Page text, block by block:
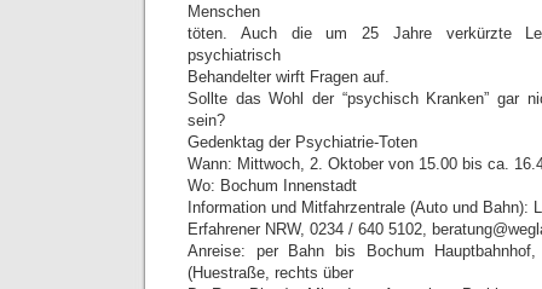
Menschen
töten. Auch die um 25 Jahre verkürzte
psychiatrisch
Behandelter wirft Fragen auf.
Sollte das Wohl der “psychisch Kranken” gar
sein?
Gedenktag der Psychiatrie-Toten
Wann: Mittwoch, 2. Oktober von 15.00 bis ca.
Wo: Bochum Innenstadt
Information und Mitfahrzentrale (Auto und Bahn):
Erfahrener NRW, 0234 / 640 5102,
Anreise: per Bahn bis Bochum
(Huestraße, rechts über